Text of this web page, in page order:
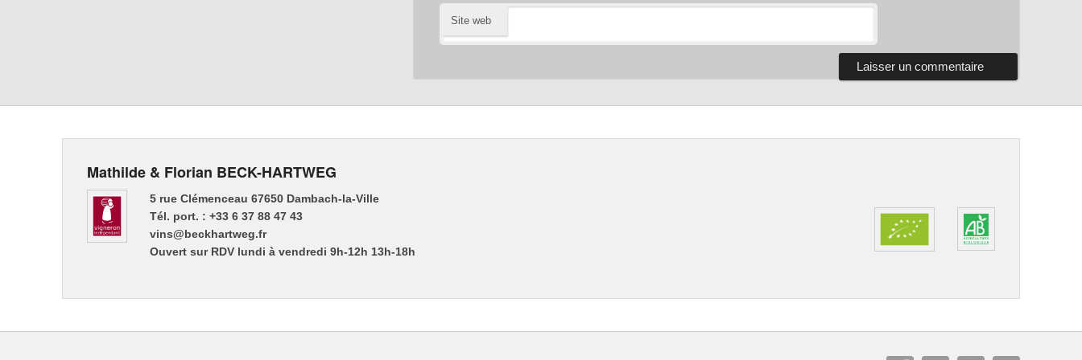
Site web
Mathilde & Florian BECK-HARTWEG
5 rue Clémenceau 67650 Dambach-la-Ville
Tél. port. : +33 6 37 88 47 43
vins@beckhartweg.fr
Ouvert sur RDV lundi à vendredi 9h-12h 13h-18h